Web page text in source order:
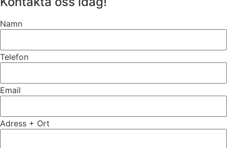
Namn
Telefon
Email
Adress + Ort